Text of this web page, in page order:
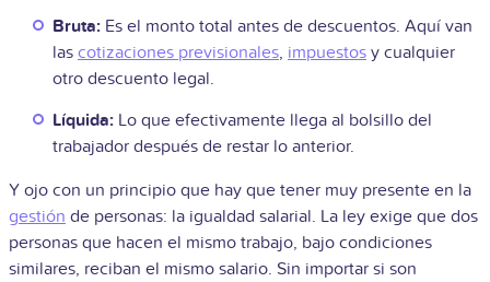
Bruta: Es el monto total antes de descuentos. Aquí van
las cotizaciones previsionales, impuestos y cualquier
otro descuento legal.
Líquida: Lo que efectivamente llega al bolsillo del
trabajador después de restar lo anterior.
Y ojo con un principio que hay que tener muy presente en la
gestión de personas: la igualdad salarial. La ley exige que dos
personas que hacen el mismo trabajo, bajo condiciones
similares, reciban el mismo salario. Sin importar si son